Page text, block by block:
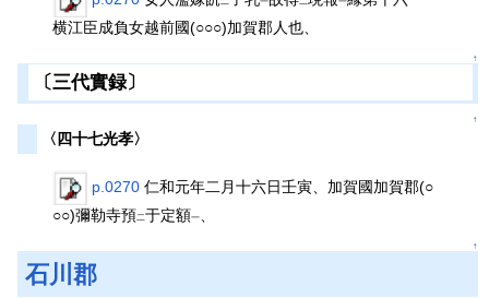
横江臣成負女越前國(○○○)加賀郡人也、
↑
〔三代實録〕
↑
〈四十七光孝〉
p.0270 仁和元年二月十六日壬寅、加賀國加賀郡(○
○○)彌勒寺預二于定額一
↑
石川郡